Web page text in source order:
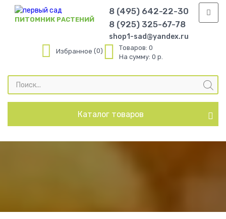
ПИТОМНИК РАСТЕНИЙ
8 (495) 642-22-30
8 (925) 325-67-78
shop1-sad@yandex.ru
Избранное 0 Товаров: 0
На сумму: 0 р.
Поиск
товаров
Каталог товаров